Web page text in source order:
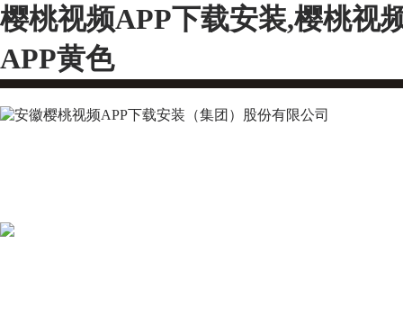
樱桃视频APP下载安装,樱桃视
APP黄色